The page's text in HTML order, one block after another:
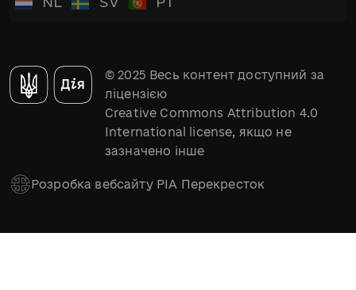
© 2025 Весь контент доступний за
ліцензією
Creative Commons Attribution 4.0
International license, якщо не
зазначено інше
Розробка вебсайту РІА Перекресток